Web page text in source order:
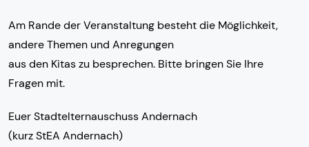
Am Rande der Veranstaltung besteht die Möglichkeit,
andere Themen und Anregungen
aus den Kitas zu besprechen. Bitte bringen Sie Ihre
Fragen mit.
Euer Stadtelternauschuss Andernach
(kurz StEA Andernach)